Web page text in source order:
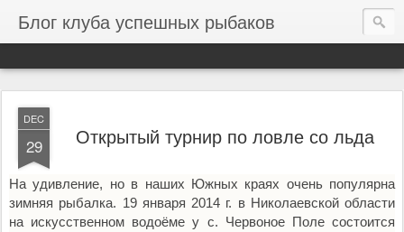
Блог клуба успешных рыбаков
DEC
29 Открытый турнир по ловле со льда
На удивление, но в наших Южных краях очень популярна
зимняя рыбалка. 19 января 2014 г. в Николаевской области
на искусственном водоёме у с. Червоное Поле состоится